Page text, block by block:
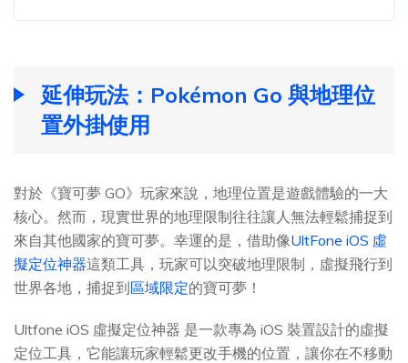
延伸玩法：Pokémon Go 與地理位
置外掛使用
對於《寶可夢 GO》玩家來說，地理位置是遊戲體驗的一大
核心。然而，現實世界的地理限制往往讓人無法輕鬆捕捉到
來自其他國家的寶可夢。幸運的是，借助像UltFone iOS 虛
擬定位神器這類工具，玩家可以突破地理限制，虛擬飛行到
世界各地，捕捉到區域限定的寶可夢！
Ultfone iOS 虛擬定位神器 是一款專為 iOS 裝置設計的虛擬
定位工具，它能讓玩家輕鬆更改手機的位置，讓你在不移動